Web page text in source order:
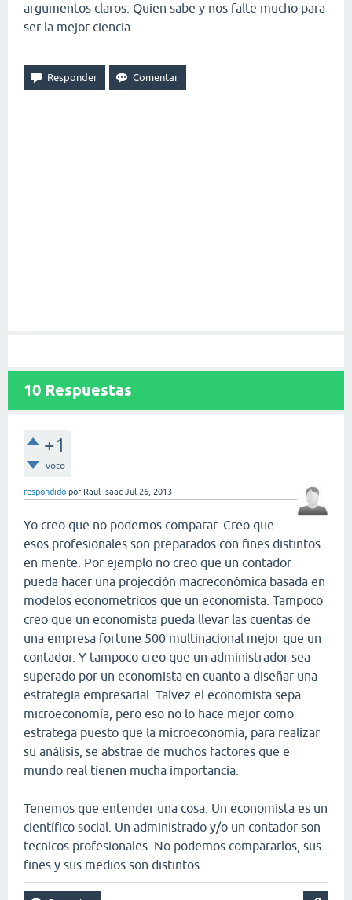
argumentos claros. Quien sabe y nos falte mucho para
ser la mejor ciencia.
10 Respuestas
+1
voto
respondido por Raul Isaac Jul 26, 2013
Yo creo que no podemos comparar. Creo que
esos profesionales son preparados con fines distintos
en mente. Por ejemplo no creo que un contador
pueda hacer una projección macreconómica basada en
modelos econometricos que un economista. Tampoco
creo que un economista pueda llevar las cuentas de
una empresa fortune 500 multinacional mejor que un
contador. Y tampoco creo que un administrador sea
superado por un economista en cuanto a diseñar una
estrategia empresarial. Talvez el economista sepa
microeconomía, pero eso no lo hace mejor como
estratega puesto que la microeconomía, para realizar
su análisis, se abstrae de muchos factores que e
mundo real tienen mucha importancia.
Tenemos que entender una cosa. Un economista es un
científico social. Un administrado y/o un contador son
tecnicos profesionales. No podemos compararlos, sus
fines y sus medios son distintos.